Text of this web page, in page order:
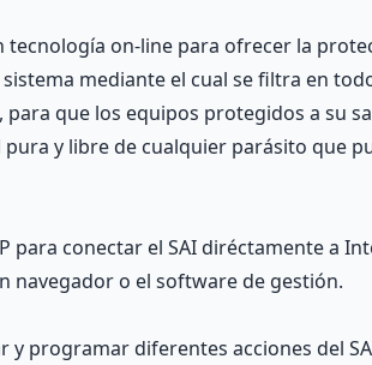
on-line para ofrecer la
mediante el cual se filtra en
para que los equipos protegidos a su
y libre de cualquier parásito que
conectar el SAI diréctamente a
navegador o el software de gestión.
programar diferentes acciones del